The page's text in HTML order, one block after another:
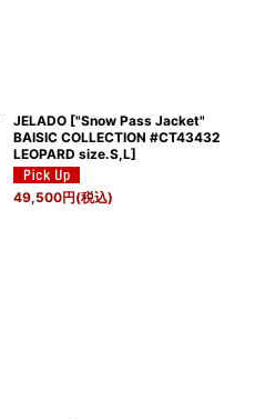
JELADO ["Snow Pass Jacket"
BAISIC COLLECTION #CT43432
LEOPARD size.S,L]
49,500円(税込)